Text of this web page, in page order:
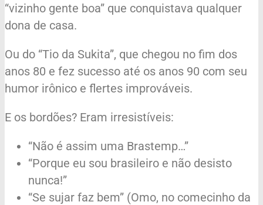
“vizinho gente boa” que conquistava qualquer
dona de casa.
Ou do “Tio da Sukita”, que chegou no fim dos
anos 80 e fez sucesso até os anos 90 com seu
humor irônico e flertes improváveis.
E os bordões? Eram irresistíveis:
“Não é assim uma Brastemp…”
“Porque eu sou brasileiro e não desisto
nunca!”
“Se sujar faz bem” (Omo, no comecinho da